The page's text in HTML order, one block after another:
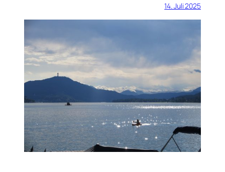
14. Juli 2025